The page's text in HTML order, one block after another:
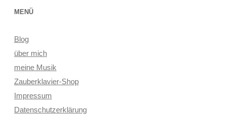
MENÜ
Blog
über mich
meine Musik
Zauberklavier-Shop
Impressum
Datenschutzerklärung